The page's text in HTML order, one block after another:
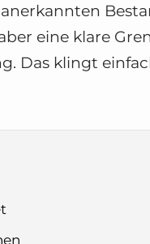
eine klare
Das klingt